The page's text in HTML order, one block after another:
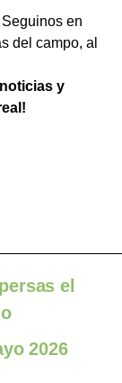
en
del campo, al
y
el
2026